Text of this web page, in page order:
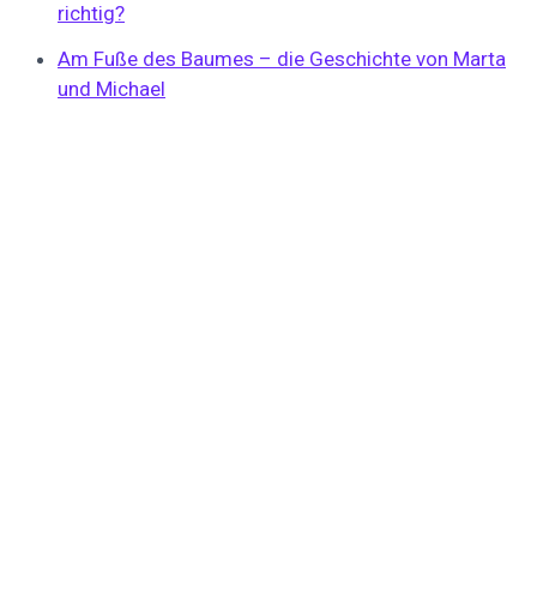
richtig?
Am Fuße des Baumes – die Geschichte von Marta
und Michael